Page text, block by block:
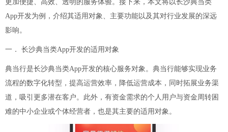
更加便捷、高效、透明的服务体验。接下来，本文将以长沙典当类
App开发为例，介绍其适用对象、主要功能以及其对行业发展的深远
影响。
一． 长沙典当类App开发的适用对象
典当行是长沙典当类App开发的核心服务对象。典当行能够实现业务
流程的数字化转型，提高运营效率，降低运营成本，同时拓展业务渠
道，吸引更多潜在客户。此外，有资金需求的个人用户与资金周转困
难的中小企业或个体经营者，也是其主要的适用对象。